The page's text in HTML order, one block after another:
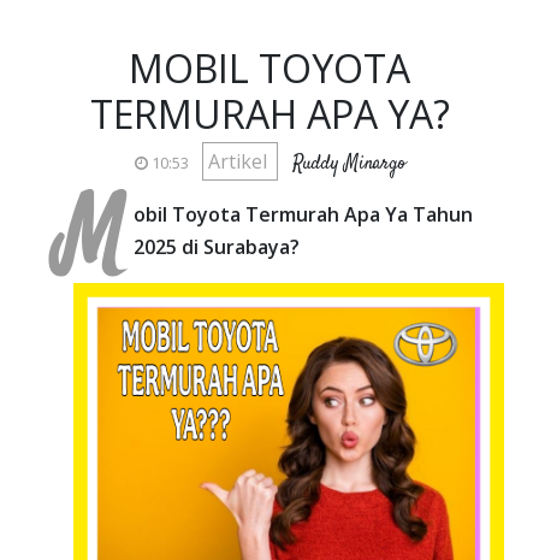
MOBIL TOYOTA
TERMURAH APA YA?
10:53 Artikel Ruddy Minargo
M obil Toyota Termurah Apa Ya Tahun
2025 di Surabaya?